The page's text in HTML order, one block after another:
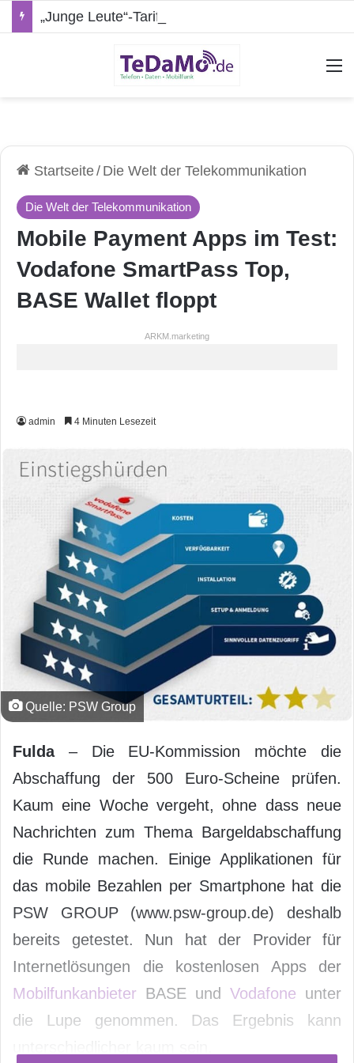
Startseite/ Die Welt der Telekommunikation
Die Welt der Telekommunikation
Mobile Payment Apps im Test:
Vodafone SmartPass Top,
BASE Wallet floppt
ARKM.marketing
admin 4 Minuten Lesezeit
Quelle: PSW Group
Fulda– Die EU-Kommission möchte die
Abschaffung der 500 Euro-Scheine prüfen.
Kaum eine Woche vergeht, ohne dass neue
Nachrichten zum Thema Bargeldabschaffung
die Runde machen. Einige Applikationen für
das mobile Bezahlen per Smartphone hat die
PSW GROUP (www.psw-group.de) deshalb
bereits getestet. Nun hat der Provider für
Internetlösungen die kostenlosen Apps der
Mobilfunkanbieter BASE und Vodafone unter
die Lupe genommen. Das Ergebnis kann